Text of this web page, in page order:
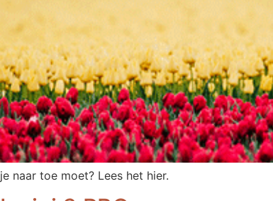
naar toe moet? Lees het hier.